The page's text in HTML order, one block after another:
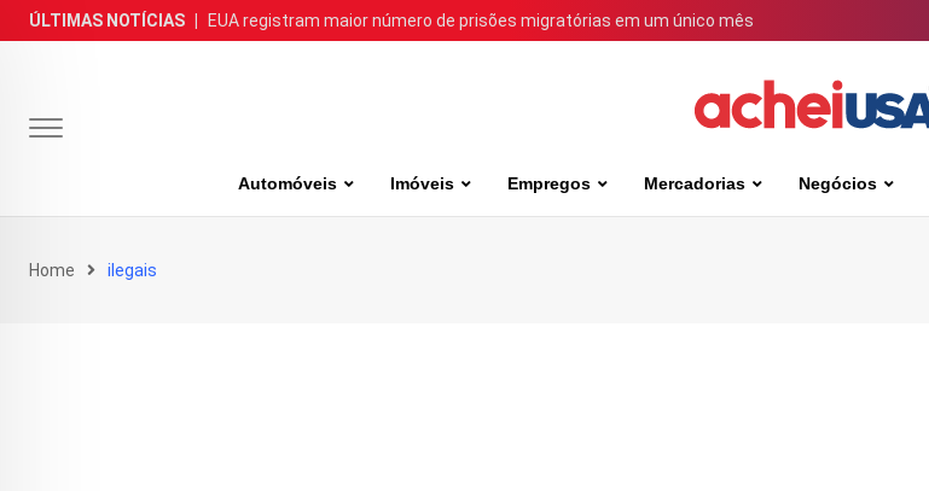
Skip
to
ÚLTIMAS NOTÍCIAS EUA registram maior número de prisões migratórias em um único mês
Automóveis Imóveis Empregos Mercadorias Negócios
Home ilegais